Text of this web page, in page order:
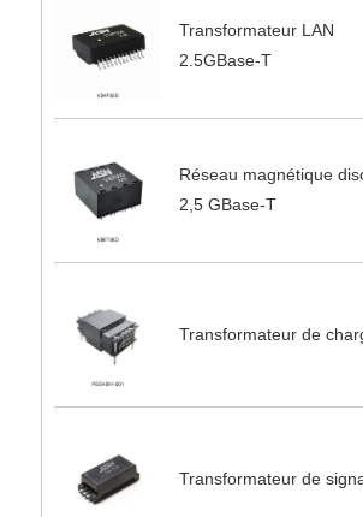
Transformateur LAN
2.5GBase-T
Réseau magnétique
2,5 GBase-T
Transformateur de
Transformateur de